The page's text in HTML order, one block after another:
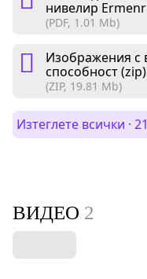
нивелир
(PDF, 1.01 Mb)
Изображения с
способност (zip)
(ZIP, 19.81 Mb)
Изтеглете всички ·
ВИДЕО 2